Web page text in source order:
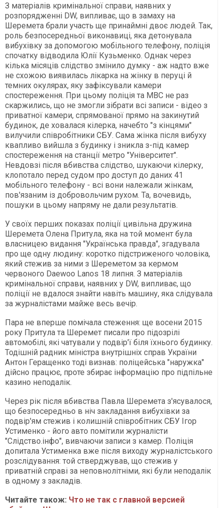
З матеріалів кримінальної справи, наявних у
розпорядженні DW, випливає, що в замаху на
Шеремета брали участь ще принаймні двоє людей. Так,
роль безпосередньої виконавиці, яка детонувала
вибухівку за допомогою мобільного телефону, поліція
спочатку відводила Юлії Кузьменко. Однак через
кілька місяців слідство змінило думку - аж надто вже
не схожою виявилась лікарка на жінку в перуці й
темних окулярах, яку зафіксували камери
спостереження. При цьому поліція та МВС не раз
скаржились, що не змогли зібрати всі записи - відео з
приватної камери, спрямованої прямо на закинутий
будинок, де ховалася кілерка, начебто "з кінцями"
вилучили співробітники СБУ. Сама жінка після вибуху
квапливо вийшла з будинку і зникла з-під камер
спостереження на станції метро "Університет".
Невдовзі після вбивства слідство, шукаючи кілерку,
клопотало перед судом про доступ до даних 41
мобільного телефону - всі вони належали жінкам,
пов'язаним із добровольчим рухом. Та, вочевидь,
пошуки в цьому напряму не дали результатів.
У своїх перших показах поліції цивільна дружина
Шеремета Олена Притула, яка на той момент була
власницею видання "Українська правда", згадувала
про ще одну людину: коротко підстриженого чоловіка,
який стежив за ними з Шереметом за кермом
червоного Daewoo Lanos 18 липня. З матеріалів
кримінальної справи, наявних у DW, випливає, що
поліції не вдалося знайти навіть машину, яка слідувала
за журналістами майже весь вечір.
Пара не вперше помічала стеження: ще восени 2015
року Притула та Шеремет писали про підозрілі
автомобілі, які чатували у подвір'ї біля їхнього будинку.
Тодішній радник міністра внутрішніх справ України
Антон Геращенко тоді визнав: поліцейська "наружка"
дійсно працює, проте збирає інформацію про підпільне
казино неподалік.
Через рік після вбивства Павла Шеремета з'ясувалося,
що безпосередньо в ніч закладання вибухівки за
подвір'ям стежив і колишній співробітник СБУ Ігор
Устименко - його авто помітили журналісти
"Слідство.інфо", вивчаючи записи з камер. Поліція
допитала Устименка вже після виходу журналістського
розслідування: той стверджував, що стежив у
приватній справі за неповнолітніми, які були неподалік
в одному з закладів.
Читайте також: Что не так с главной версией